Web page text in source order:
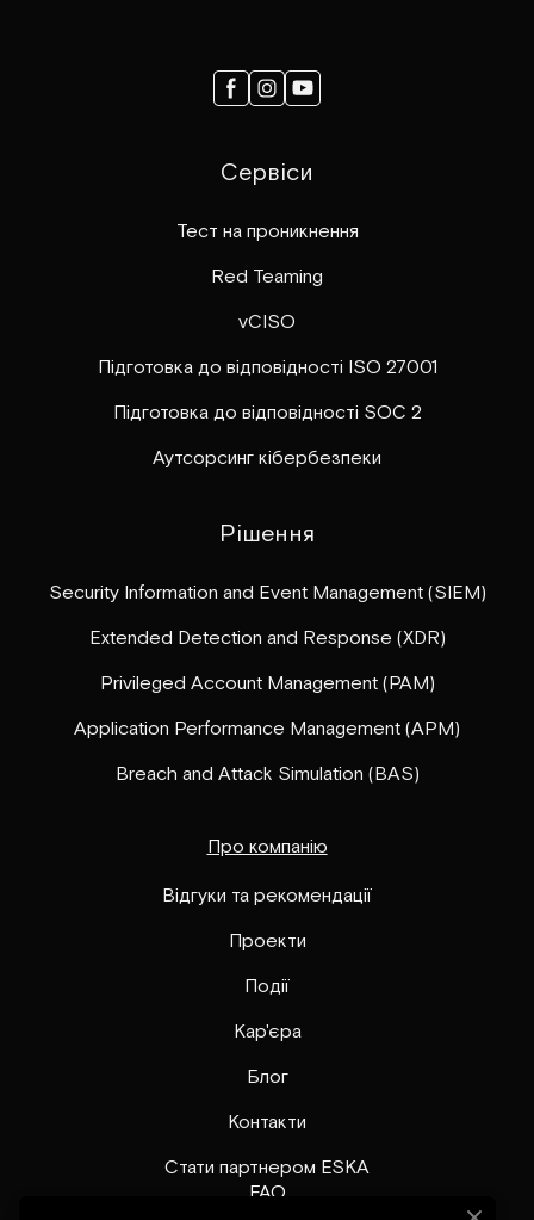
Сервіси
Тест на проникнення
Red Teaming
vCISO
Підготовка до відповідності ISO 27001
Підготовка до відповідності SOC 2
Аутсорсинг кібербезпеки
Рішення
Security Information and Event Management (SIEM)
Extended Detection and Response (XDR)
Privileged Account Management (PAM)
Application Performance Management (APM)
Breach and Attack Simulation (BAS)
Про компанію
Відгуки та рекомендації
Проекти
Події
Кар'єра
Блог
Контакти
Стати партнером ESKA
FAQ